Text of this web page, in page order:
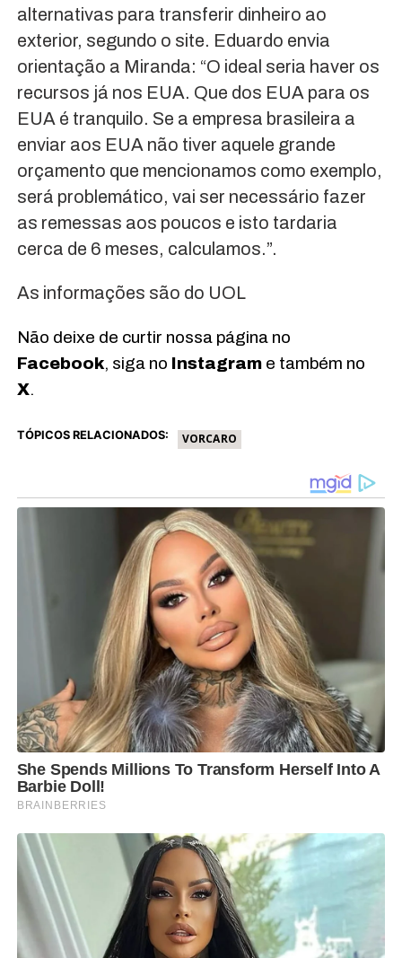
alternativas para transferir dinheiro ao
exterior, segundo o site. Eduardo envia
orientação a Miranda: “O ideal seria haver os
recursos já nos EUA. Que dos EUA para os
EUA é tranquilo. Se a empresa brasileira a
enviar aos EUA não tiver aquele grande
orçamento que mencionamos como exemplo,
será problemático, vai ser necessário fazer
as remessas aos poucos e isto tardaria
cerca de 6 meses, calculamos.”.
As informações são do UOL
Não deixe de curtir nossa página no
Facebook, siga no Instagrame também no
X.
TÓPICOS RELACIONADOS: VORCARO